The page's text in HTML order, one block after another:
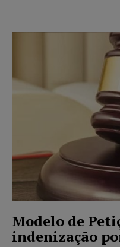
Modelo de
indenização